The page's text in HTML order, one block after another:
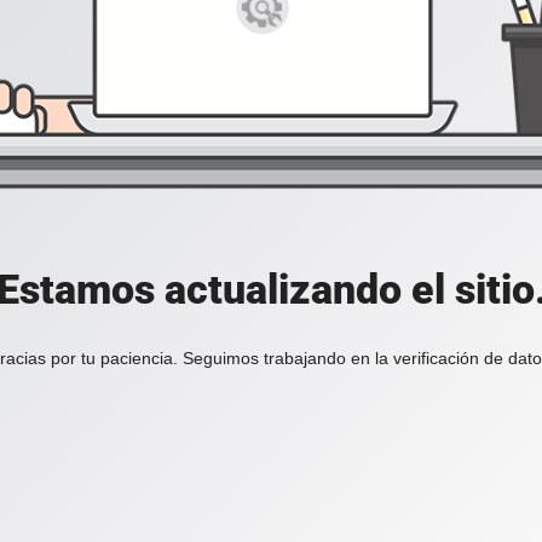
actualizando el
por tu paciencia. Seguimos trabajando en la verificación de